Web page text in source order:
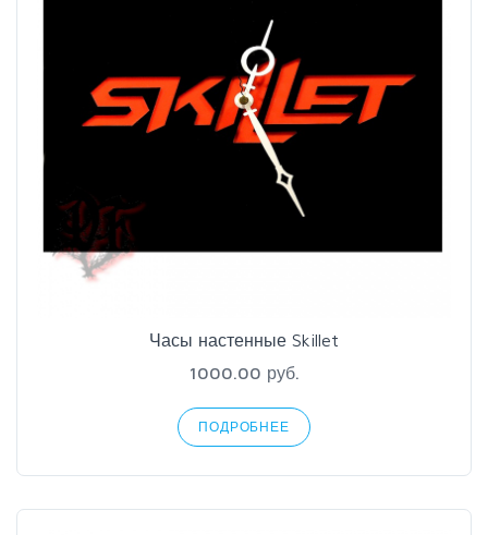
Часы настенные Skillet
1000.00 руб.
ПОДРОБНЕЕ